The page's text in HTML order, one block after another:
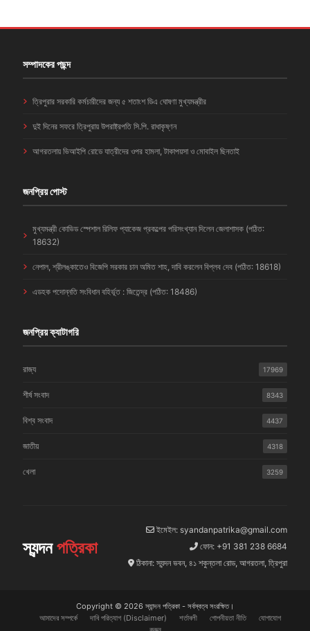
সম্পাদকের পছন্দ
ত্রিপুরার সরকারি কর্মচারীদের জন্য ৫ শতাংশ ডিএ ঘোষণা মুখ্যমন্ত্রীর
দুই দিনের সফরে ত্রিপুরায় উপরাষ্ট্রপতি সি.পি. রাধাকৃষ্ণন
আগরতলায় ভিআইপি রোডে যাত্রীদের ওপর হামলা, টাকাপয়সা ও মোবাইল ছিনতাই
জনপ্রিয় পোস্ট
মুখ্যমন্ত্রী কোভিড স্পেশাল রিলিফ প্যাকেজ প্রকল্পের পরিসংখ্যান দিলেন জেলাশাসক (পঠিত:
18632)
নেপাল, শ্রীলঙ্কাতেও বিজেপি সরকার চান অমিত শাহ, দাবি করলেন বিপ্লব দেব (পঠিত: 18618)
এডহক পদোন্নতি সংবিধান বহির্ভূত : জিতেন্দ্র (পঠিত: 18486)
জনপ্রিয় ক্যাটাগরি
রাজ্য 17969
শীর্ষ সংবাদ 8343
বিশ্ব সংবাদ 4437
জাতীয় 4318
খেলা 3259
স্যন্দনপত্রিকা
ইমেইল: syandanpatrika@gmail.com
ফোন: +91 381 238 6684
ঠিকানা: স্যন্দন ভবন, ৪১ শকুন্তলা রোড, আগরতলা, ত্রিপুরা
Copyright © 2026 স্যান্দন পত্রিকা - সর্বস্বত্ব সংরক্ষিত।
আমাদের সম্পর্কে
দাবি পরিত্যাগ (Disclaimer) শর্তাবলী গোপনীয়তা নীতি
যোগাযোগ